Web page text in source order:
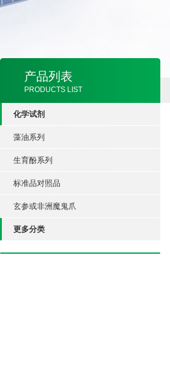
产品列表
PRODUCTS LIST
化学试剂
藻油系列
生育酚系列
标准品对照品
玄参或非洲魔鬼爪
更多分类